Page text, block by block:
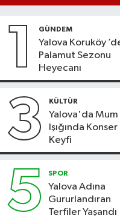
1 GÜNDEM
Yalova Koruköy
Palamut Sezonu
Heyecanı
3 KÜLTÜR
Yalova'da Mum
Işığında Konser
Keyfi
5 SPOR
Yalova Adına
Gururlandıran
Terfiler Yaşandı